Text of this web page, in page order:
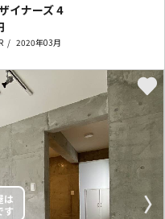
イナーズ4
2020年03月
〉